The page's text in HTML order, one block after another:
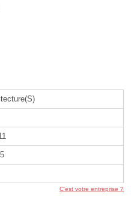
C'est votre entreprise ?